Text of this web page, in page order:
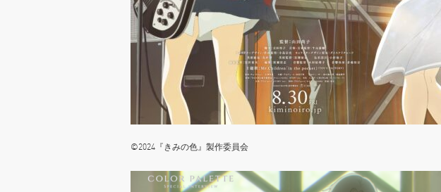
©2024『きみの色』製作委員会